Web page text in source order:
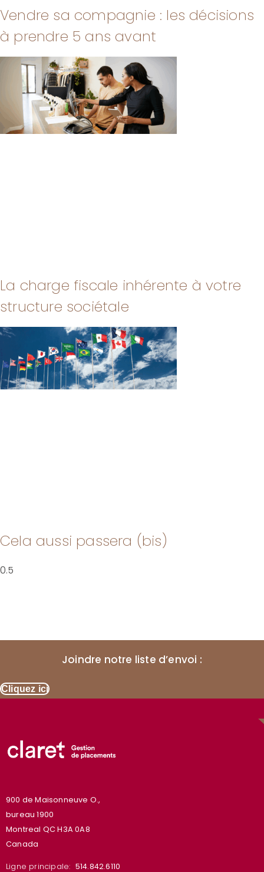
Vendre sa compagnie : les décisions
à prendre 5 ans avant
La charge fiscale inhérente à votre
structure sociétale
Cela aussi passera (bis)
Joindre notre liste d’envoi :
Cliquez ici
900 de Maisonneuve O.,
bureau 1900
Montreal QC H3A 0A8
Canada
Ligne principale: 514.842.6110